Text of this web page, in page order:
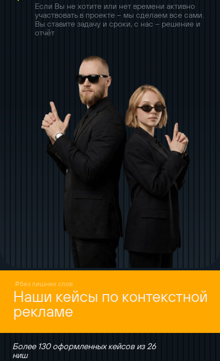
Если Вы не хотите или нет времени активно
участвовать в проекте – мы сделаем все сами.
Вы ставите задачу и сроки, с нас – решение и
отчёт
#без лишних слов
Наши кейсы по контекстной
рекламе
Более 130 оформленных кейсов из 26
ниш